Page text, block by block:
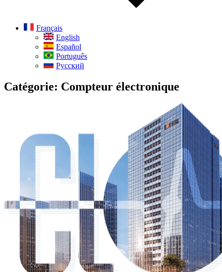
Français
English
Español
Português
Русский
Catégorie: Compteur électronique